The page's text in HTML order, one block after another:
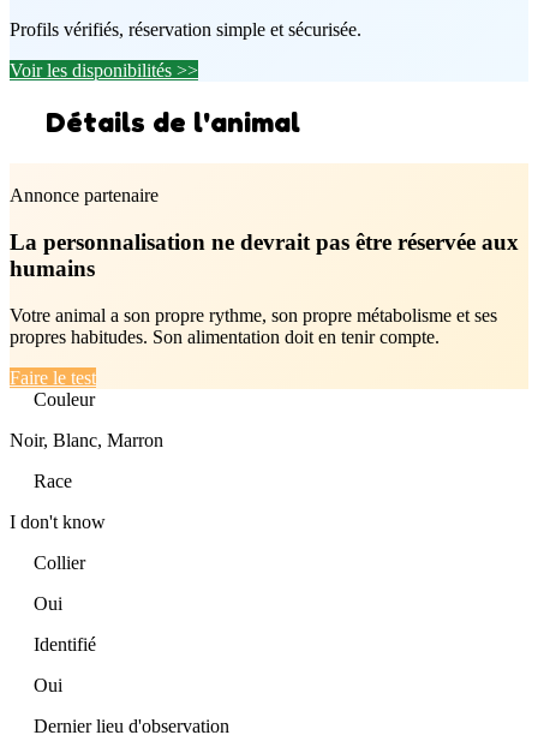
Profils vérifiés, réservation simple et sécurisée.
Voir les disponibilités >>
Détails de l'animal
Annonce partenaire
La personnalisation ne devrait pas être réservée aux
humains
Votre animal a son propre rythme, son propre métabolisme et ses
propres habitudes. Son alimentation doit en tenir compte.
Faire le test
Couleur
Noir, Blanc, Marron
Race
I don't know
Collier
Oui
Identifié
Oui
Dernier lieu d'observation